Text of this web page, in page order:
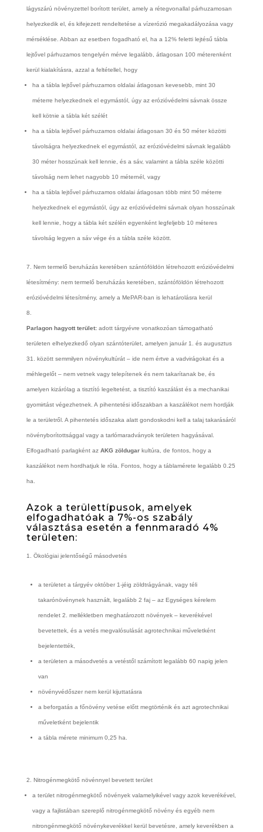
lágyszárú növényzettel borított terület, amely a rétegvonallal párhuzamosan
helyezkedik el, és kifejezett rendeltetése a vízerózió megakadályozása vagy
mérséklése. Abban az esetben fogadható el, ha a 12% feletti lejtésű tábla
lejtővel párhuzamos tengelyén mérve legalább, átlagosan 100 méterenként
kerül kialakításra, azzal a feltétellel, hogy
ha a tábla lejtővel párhuzamos oldalai átlagosan kevesebb, mint 30
méterre helyezkednek el egymástól, úgy az erózióvédelmi sávnak össze
kell kötnie a tábla két szélét
ha a tábla lejtővel párhuzamos oldalai átlagosan 30 és 50 méter közötti
távolságra helyezkednek el egymástól, az erózióvédelmi sávnak legalább
30 méter hosszúnak kell lennie, és a sáv, valamint a tábla széle közötti
távolság nem lehet nagyobb 10 méternél, vagy
ha a tábla lejtővel párhuzamos oldalai átlagosan több mint 50 méterre
helyezkednek el egymástól, úgy az erózióvédelmi sávnak olyan hosszúnak
kell lennie, hogy a tábla két szélén egyenként legfeljebb 10 méteres
távolság legyen a sáv vége és a tábla széle között.
Nem termelő beruházás keretében szántóföldön létrehozott erózióvédelmi
létesítmény: nem termelő beruházás keretében, szántóföldön létrehozott
erózióvédelmi létesítmény, amely a MePAR-ban is lehatárolásra kerül
Parlagon hagyott terület: adott tárgyévre vonatkozóan támogatható
területen elhelyezkedő olyan szántóterület, amelyen január 1. és augusztus
31. között semmilyen növénykultúrát – ide nem értve a vadvirágokat és a
méhlegelőt – nem vetnek vagy telepítenek és nem takarítanak be, és
amelyen kizárólag a tisztító legeltetést, a tisztító kaszálást és a mechanikai
gyomirtást végezhetnek. A pihentetési időszakban a kaszálékot nem hordják
le a területről. A pihentetés időszaka alatt gondoskodni kell a talaj takarásáról
növényborítottsággal vagy a tarlómaradványok területen hagyásával.
Elfogadható parlagként az AKG zöldugarkultúra, de fontos, hogy a
kaszálékot nem hordhatjuk le róla. Fontos, hogy a táblamérete legalább 0.25
ha.
Azok a területtípusok, amelyek
elfogadhatóak a 7%-os szabály
választása esetén a fennmaradó 4%
területen:
Ökológiai jelentőségű másodvetés
a területet a tárgyév október 1-jéig zöldtrágyának, vagy téli
takarónövénynek használt, legalább 2 faj – az Egységes kérelem
rendelet 2. mellékletben meghatározott növények – keverékével
bevetettek, és a vetés megvalósulását agrotechnikai műveletként
bejelentették,
a területen a másodvetés a vetéstől számított legalább 60 napig jelen
van
növényvédőszer nem kerül kijuttatásra
a beforgatás a főnövény vetése előtt megtörténik és azt agrotechnikai
műveletként bejelentik
a tábla mérete minimum 0,25 ha.
Nitrogénmegkötő növénnyel bevetett terület
a terület nitrogénmegkötő növények valamelyikével vagy azok keverékével,
vagy a fajlistában szereplő nitrogénmegkötő növény és egyéb nem
nitrongénmegkötő növénykeverékkel kerül bevetésre, amely keverékben a